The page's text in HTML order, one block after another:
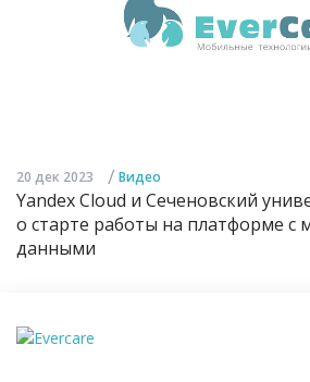
20 дек 2023 / Видео
Yandex Cloud и Сеченовский
о старте работы на платформе с
данными